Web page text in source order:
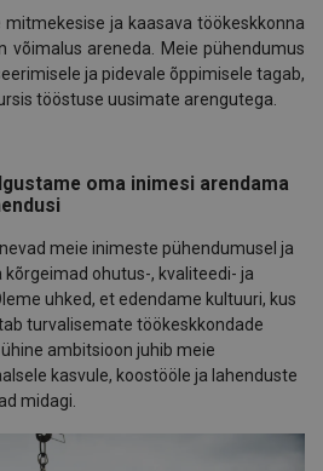
mitmekesise ja kaasava töökeskkonna
võimalus areneda. Meie pühendumus
ja pidevale õppimisele tagab,
tööstuse uusimate arengutega.
oma inimesi arendama
meie inimeste pühendumusel ja
ohutus-, kvaliteedi- ja
uhked, et edendame kultuuri, kus
turvalisemate töökeskkondade
ambitsioon juhib meie
kasvule, koostööle ja lahenduste
midagi.